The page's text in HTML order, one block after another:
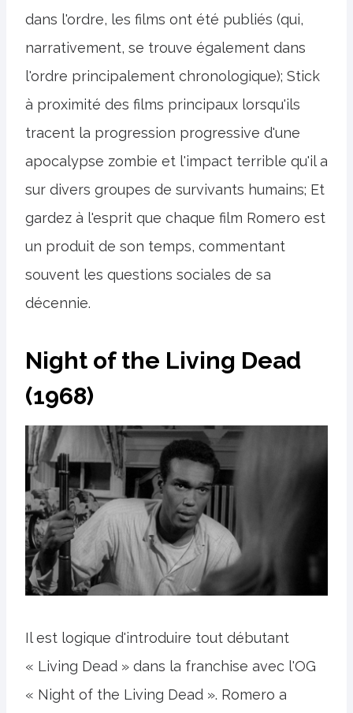
dans l'ordre, les films ont été publiés (qui,
narrativement, se trouve également dans
l'ordre principalement chronologique); Stick
à proximité des films principaux lorsqu'ils
tracent la progression progressive d'une
apocalypse zombie et l'impact terrible qu'il a
sur divers groupes de survivants humains; Et
gardez à l'esprit que chaque film Romero est
un produit de son temps, commentant
souvent les questions sociales de sa
décennie.
Night of the Living Dead
(1968)
Il est logique d'introduire tout débutant
« Living Dead » dans la franchise avec l'OG
« Night of the Living Dead ». Romero a